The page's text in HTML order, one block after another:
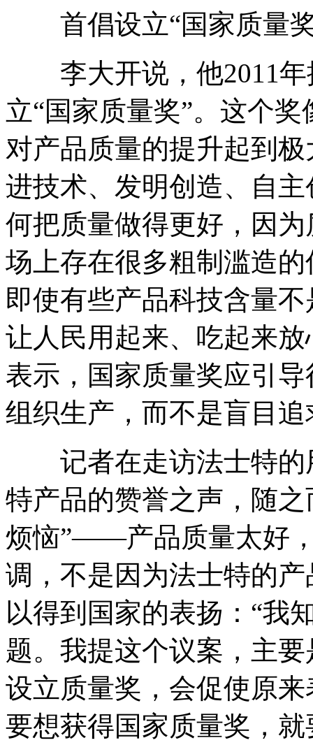
首倡设立“国家质量
李大开说，他2011年
立“国家质量奖”。这个
对产品质量的提升起到
进技术、发明创造、自
何把质量做得更好，因
场上存在很多粗制滥造
即使有些产品科技含量
让人民用起来、吃起来
表示，国家质量奖应引
组织生产，而不是盲目
记者在走访法士特的
特产品的赞誉之声，随
烦恼”——产品质量太好
调，不是因为法士特的
以得到国家的表扬：“我
题。我提这个议案，主
设立质量奖，会促使原
要想获得国家质量奖，